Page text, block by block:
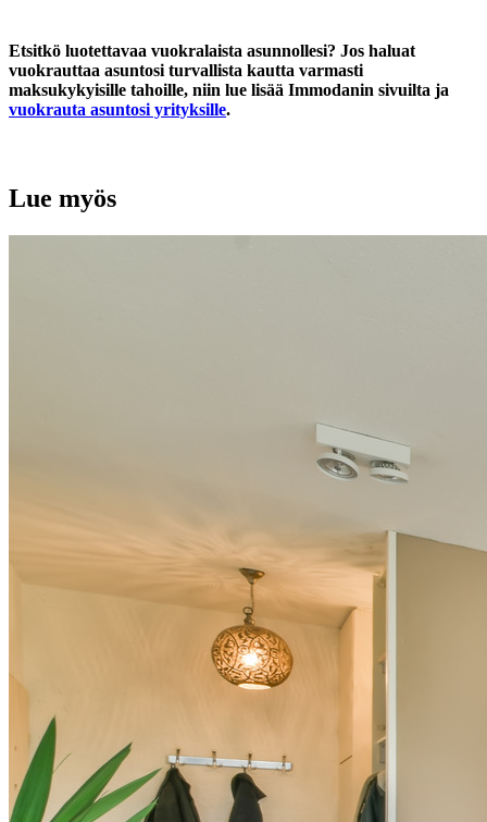
Etsitkö luotettavaa vuokralaista asunnollesi? Jos haluat
vuokrauttaa asuntosi turvallista kautta varmasti
maksukykyisille tahoille, niin lue lisää Immodanin sivuilta ja
vuokrauta asuntosi yrityksille.
Lue myös